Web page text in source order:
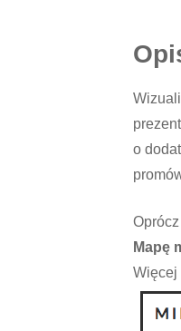
o
Mapę
Więcej